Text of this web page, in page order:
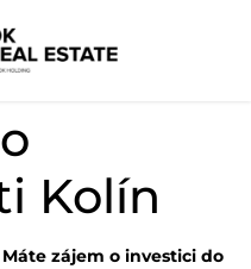
Kolín
zájem o investici do